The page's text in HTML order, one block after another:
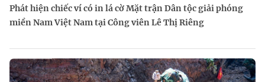
Phát hiện chiếc ví có in lá cờ Mặt trận Dân tộc giải phóng
miền Nam Việt Nam tại Công viên Lê Thị Riêng